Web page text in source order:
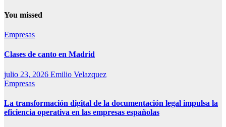
You missed
Empresas
Clases de canto en Madrid
julio 23, 2026 Emilio Velazquez
Empresas
La transformación digital de la documentación legal impulsa la
eficiencia operativa en las empresas españolas